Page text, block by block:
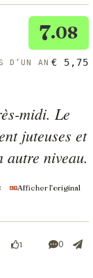
7.08
D’UN AN € 5,75
midi. Le
juteuses et
niveau.
Afficher l'original
1 0